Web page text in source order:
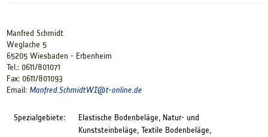
Manfred Schmidt
Weglache 5
65205 Wiesbaden - Erbenheim
Tel.: 0611/801071
Fax: 0611/801093
Email: Manfred.SchmidtWI@t-online.de
Spezialgebiete:
Elastische Bodenbeläge, Natur- und
Kunststeinbeläge, Textile Bodenbeläge,